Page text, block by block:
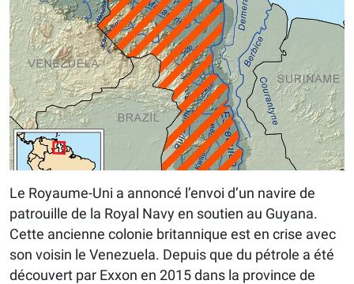
Le Royaume-Uni a annoncé l’envoi d’un navire de
patrouille de la Royal Navy en soutien au Guyana.
Cette ancienne colonie britannique est en crise avec
son voisin le Venezuela. Depuis que du pétrole a été
découvert par Exxon en 2015 dans la province de